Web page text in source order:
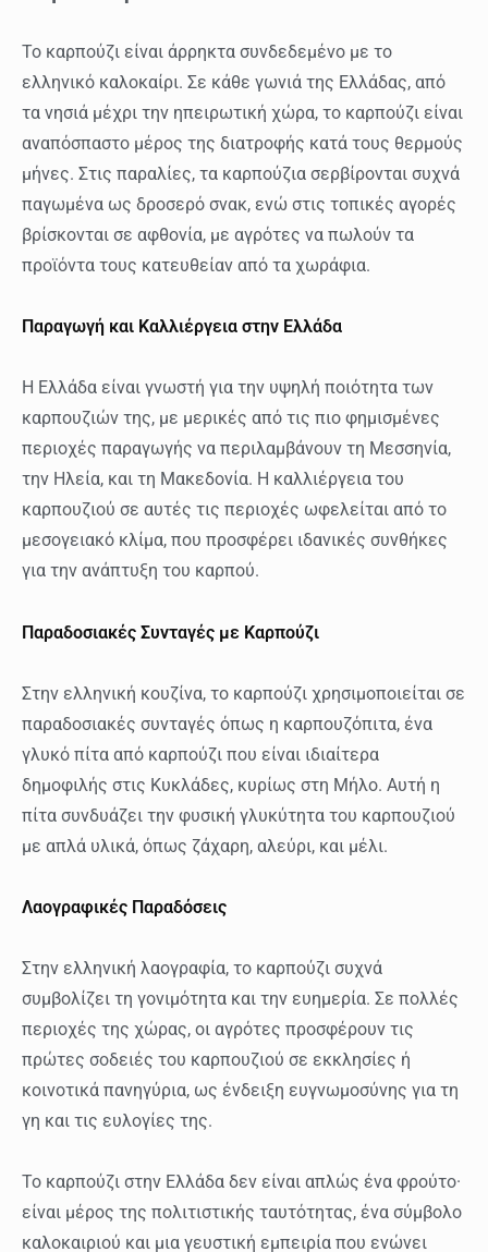
Το καρπούζι είναι άρρηκτα συνδεδεμένο με το
ελληνικό καλοκαίρι. Σε κάθε γωνιά της Ελλάδας, από
τα νησιά μέχρι την ηπειρωτική χώρα, το καρπούζι είναι
αναπόσπαστο μέρος της διατροφής κατά τους θερμούς
μήνες. Στις παραλίες, τα καρπούζια σερβίρονται συχνά
παγωμένα ως δροσερό σνακ, ενώ στις τοπικές αγορές
βρίσκονται σε αφθονία, με αγρότες να πωλούν τα
προϊόντα τους κατευθείαν από τα χωράφια.
Παραγωγή και Καλλιέργεια στην Ελλάδα
Η Ελλάδα είναι γνωστή για την υψηλή ποιότητα των
καρπουζιών της, με μερικές από τις πιο φημισμένες
περιοχές παραγωγής να περιλαμβάνουν τη Μεσσηνία,
την Ηλεία, και τη Μακεδονία. Η καλλιέργεια του
καρπουζιού σε αυτές τις περιοχές ωφελείται από το
μεσογειακό κλίμα, που προσφέρει ιδανικές συνθήκες
για την ανάπτυξη του καρπού.
Παραδοσιακές Συνταγές με Καρπούζι
Στην ελληνική κουζίνα, το καρπούζι χρησιμοποιείται σε
παραδοσιακές συνταγές όπως η καρπουζόπιτα, ένα
γλυκό πίτα από καρπούζι που είναι ιδιαίτερα
δημοφιλής στις Κυκλάδες, κυρίως στη Μήλο. Αυτή η
πίτα συνδυάζει την φυσική γλυκύτητα του καρπουζιού
με απλά υλικά, όπως ζάχαρη, αλεύρι, και μέλι.
Λαογραφικές Παραδόσεις
Στην ελληνική λαογραφία, το καρπούζι συχνά
συμβολίζει τη γονιμότητα και την ευημερία. Σε πολλές
περιοχές της χώρας, οι αγρότες προσφέρουν τις
πρώτες σοδειές του καρπουζιού σε εκκλησίες ή
κοινοτικά πανηγύρια, ως ένδειξη ευγνωμοσύνης για τη
γη και τις ευλογίες της.
Το καρπούζι στην Ελλάδα δεν είναι απλώς ένα φρούτο·
είναι μέρος της πολιτιστικής ταυτότητας, ένα σύμβολο
καλοκαιριού και μια γευστική εμπειρία που ενώνει